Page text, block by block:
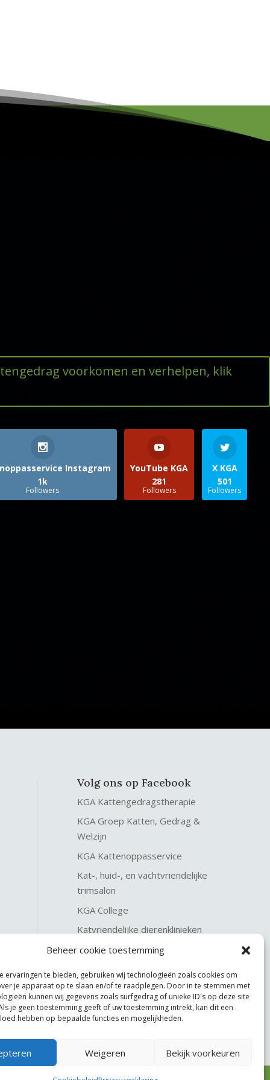
Beheer cookie toestemming
ervaringen te bieden, gebruiken wij technologieën zoals cookies om
je apparaat op te slaan en/of te raadplegen. Door in te stemmen met
kunnen wij gegevens zoals surfgedrag of unieke ID's op deze site
je geen toestemming geeft of uw toestemming intrekt, kan dit een
hebben op bepaalde functies en mogelijkheden.
Weigeren Bekijk voorkeuren
voorkomen en verhelpen, klik
Instagram
1k
Followers
YouTube KGA
281
Followers
X KGA
501
Followers
Volg ons op Facebook
KGA Kattengedragstherapie
KGA Groep Katten, Gedrag &
Welzijn
KGA Kattenoppasservice
Kat-, huid-, en vachtvriendelijke
trimsalon
KGA College
Katvriendelijke dierenklinieken
KGA Katteninterieurservice